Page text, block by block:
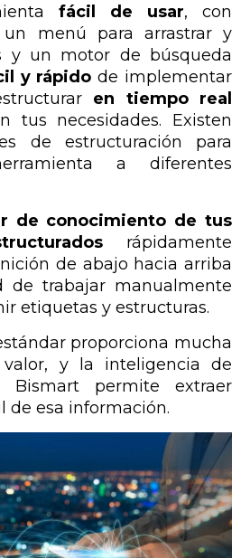
fácil de usar, con
un menú para arrastrar y
y un motor de búsqueda
y rápido de implementar
en tiempo real
tus necesidades. Existen
de estructuración para
a diferentes
de conocimiento de tus
rápidamente
de abajo hacia arriba
de trabajar manualmente
etiquetas y estructuras.
proporciona mucha
y la inteligencia de
Bismart permite extraer
de esa información.